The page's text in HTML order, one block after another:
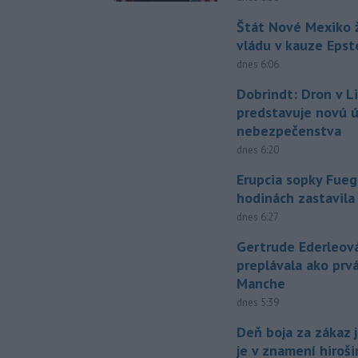
Štát Nové Mexiko
vládu v kauze
dnes 6:06
Dobrindt: Dron v
predstavuje novú
nebezpečenstva
dnes 6:20
Erupcia sopky
hodinách zastavila
dnes 6:27
Gertrude
preplávala ako
Manche
dnes 5:39
Deň boja za zákaz
je v znamení